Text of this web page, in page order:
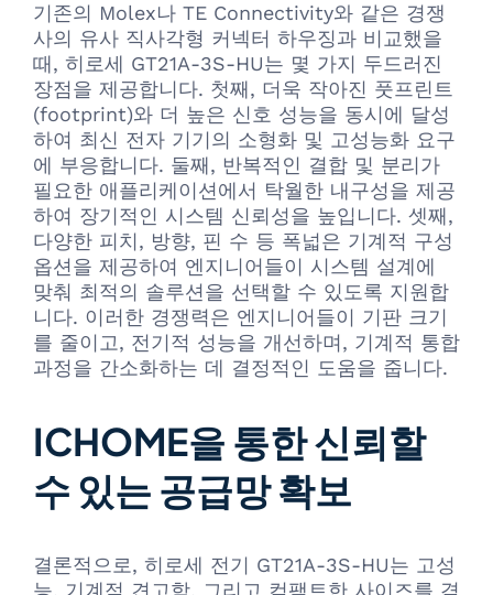
기존의 Molex나 TE Connectivity와 같은 경쟁
사의 유사 직사각형 커넥터 하우징과 비교했을
때, 히로세 GT21A-3S-HU는 몇 가지 두드러진
장점을 제공합니다. 첫째, 더욱 작아진 풋프린트
(footprint)와 더 높은 신호 성능을 동시에 달성
하여 최신 전자 기기의 소형화 및 고성능화 요구
에 부응합니다. 둘째, 반복적인 결합 및 분리가
필요한 애플리케이션에서 탁월한 내구성을 제공
하여 장기적인 시스템 신뢰성을 높입니다. 셋째,
다양한 피치, 방향, 핀 수 등 폭넓은 기계적 구성
옵션을 제공하여 엔지니어들이 시스템 설계에
맞춰 최적의 솔루션을 선택할 수 있도록 지원합
니다. 이러한 경쟁력은 엔지니어들이 기판 크기
를 줄이고, 전기적 성능을 개선하며, 기계적 통합
과정을 간소화하는 데 결정적인 도움을 줍니다.
ICHOME을 통한 신뢰할
수 있는 공급망 확보
결론적으로, 히로세 전기 GT21A-3S-HU는 고성